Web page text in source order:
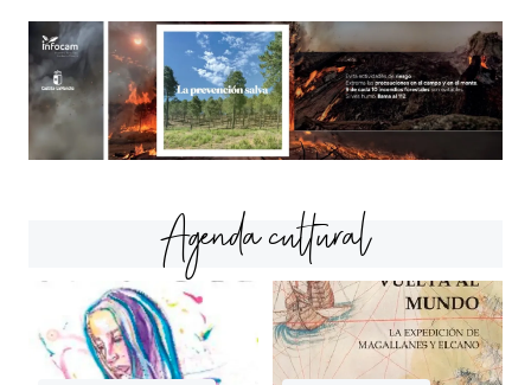
Agenda cultural